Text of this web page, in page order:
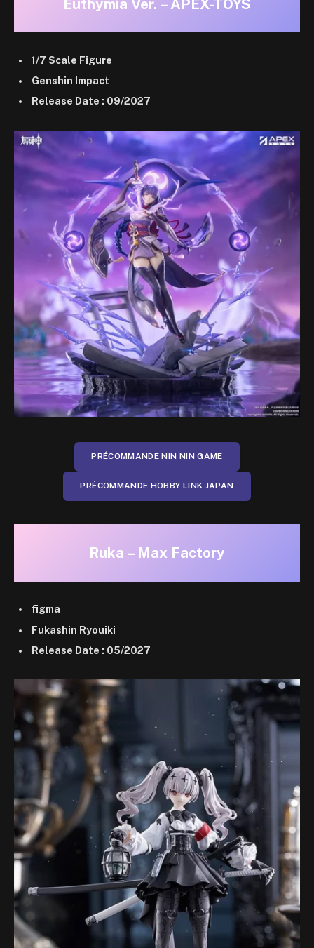
Euthymia Ver. – APEX-TOYS
1/7 Scale Figure
Genshin Impact
Release Date : 09/2027
PRÉCOMMANDE NIN NIN GAME
PRÉCOMMANDE HOBBY LINK JAPAN
Ruka – Max Factory
figma
Fukashin Ryouiki
Release Date : 05/2027